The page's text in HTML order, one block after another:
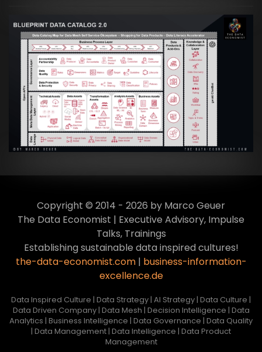
Artikel:Data Mesh Ökosysteme: Die
Transformation zur Data Inspired Human
Culture
VIEW
Copyright © 2014 - 2026 by Marco Geuer
The Data Economist | Executive Advisory, Impulse
Talks, Trainings
Establishing sustainable data inspired cultures!
the-data-economist.com| business-information-
excellence.de
Data Inspired Culture | Data Strategy | AI Strategy | Data Culture |
Data Driven Company | Data Mesh | Decision Intelligence | Data
Analytics | Business Intelligence | Data Governance | Data Quality
| Data Management | Data Intelligence | Data Product
Management